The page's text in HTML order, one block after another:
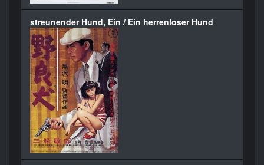
streunender Hund, Ein / Ein herrenloser Hund